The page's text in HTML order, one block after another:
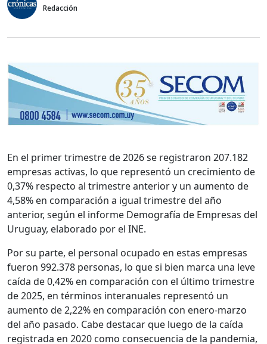
Redacción
En el primer trimestre de 2026 se registraron 207.182
empresas activas, lo que representó un crecimiento de
0,37% respecto al trimestre anterior y un aumento de
4,58% en comparación a igual trimestre del año
anterior, según el informe Demografía de Empresas del
Uruguay, elaborado por el INE.
Por su parte, el personal ocupado en estas empresas
fueron 992.378 personas, lo que si bien marca una leve
caída de 0,42% en comparación con el último trimestre
de 2025, en términos interanuales representó un
aumento de 2,22% en comparación con enero-marzo
del año pasado. Cabe destacar que luego de la caída
registrada en 2020 como consecuencia de la pandemia,